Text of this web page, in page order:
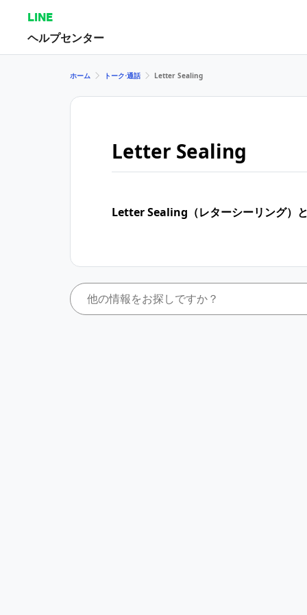
LINE
ヘルプセンター
ホーム トーク⋅通話 Letter Sealing
Letter Sealing
Letter Sealing（レターシーリング）